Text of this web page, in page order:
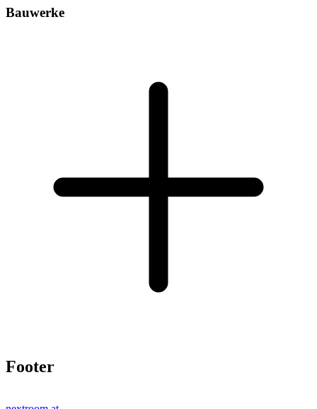
Bauwerke
Footer